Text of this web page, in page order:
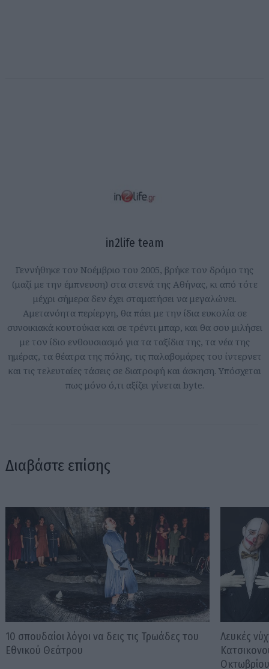
in2life team
Γεννήθηκε τον Νοέμβριο του 2005, βρήκε τον δρόμο της
(μαζί με την έμπνευση) στα στενά της Αθήνας, κι από τότε
μέχρι σήμερα δεν έχει σταματήσει να μεγαλώνει.
Αμετανόητα περίεργη, θα πάει με την ίδια ευκολία σε
συνοικιακά κουτούκια και σε τρέντι μπαρ, και θα σου μιλήσει
με τον ίδιο ενθουσιασμό για τα ταξίδια της, τα νέα της
ημέρας, τα θέατρα της πόλης, τις παλαβομάρες του ίντερνετ
και τις τελευταίες τάσεις σε διατροφή και άσκηση. Υπόσχεται
πως μόνο ό,τι αξίζει γίνεται byte.
Διαβάστε επίσης
10 σπουδαίοι λόγοι να δεις τις Τρωάδες του
Εθνικού Θεάτρου
Λευκές